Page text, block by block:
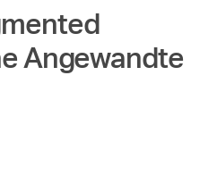
Angewandte